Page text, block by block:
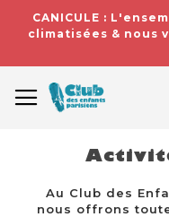
CANICULE :
climatisées & nous
Au Club des
nous offrons